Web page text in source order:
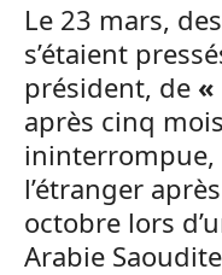
Le 23 mars,
s’étaient
président, de
après cinq
ininterrompue,
l’étranger
octobre lors
Arabie